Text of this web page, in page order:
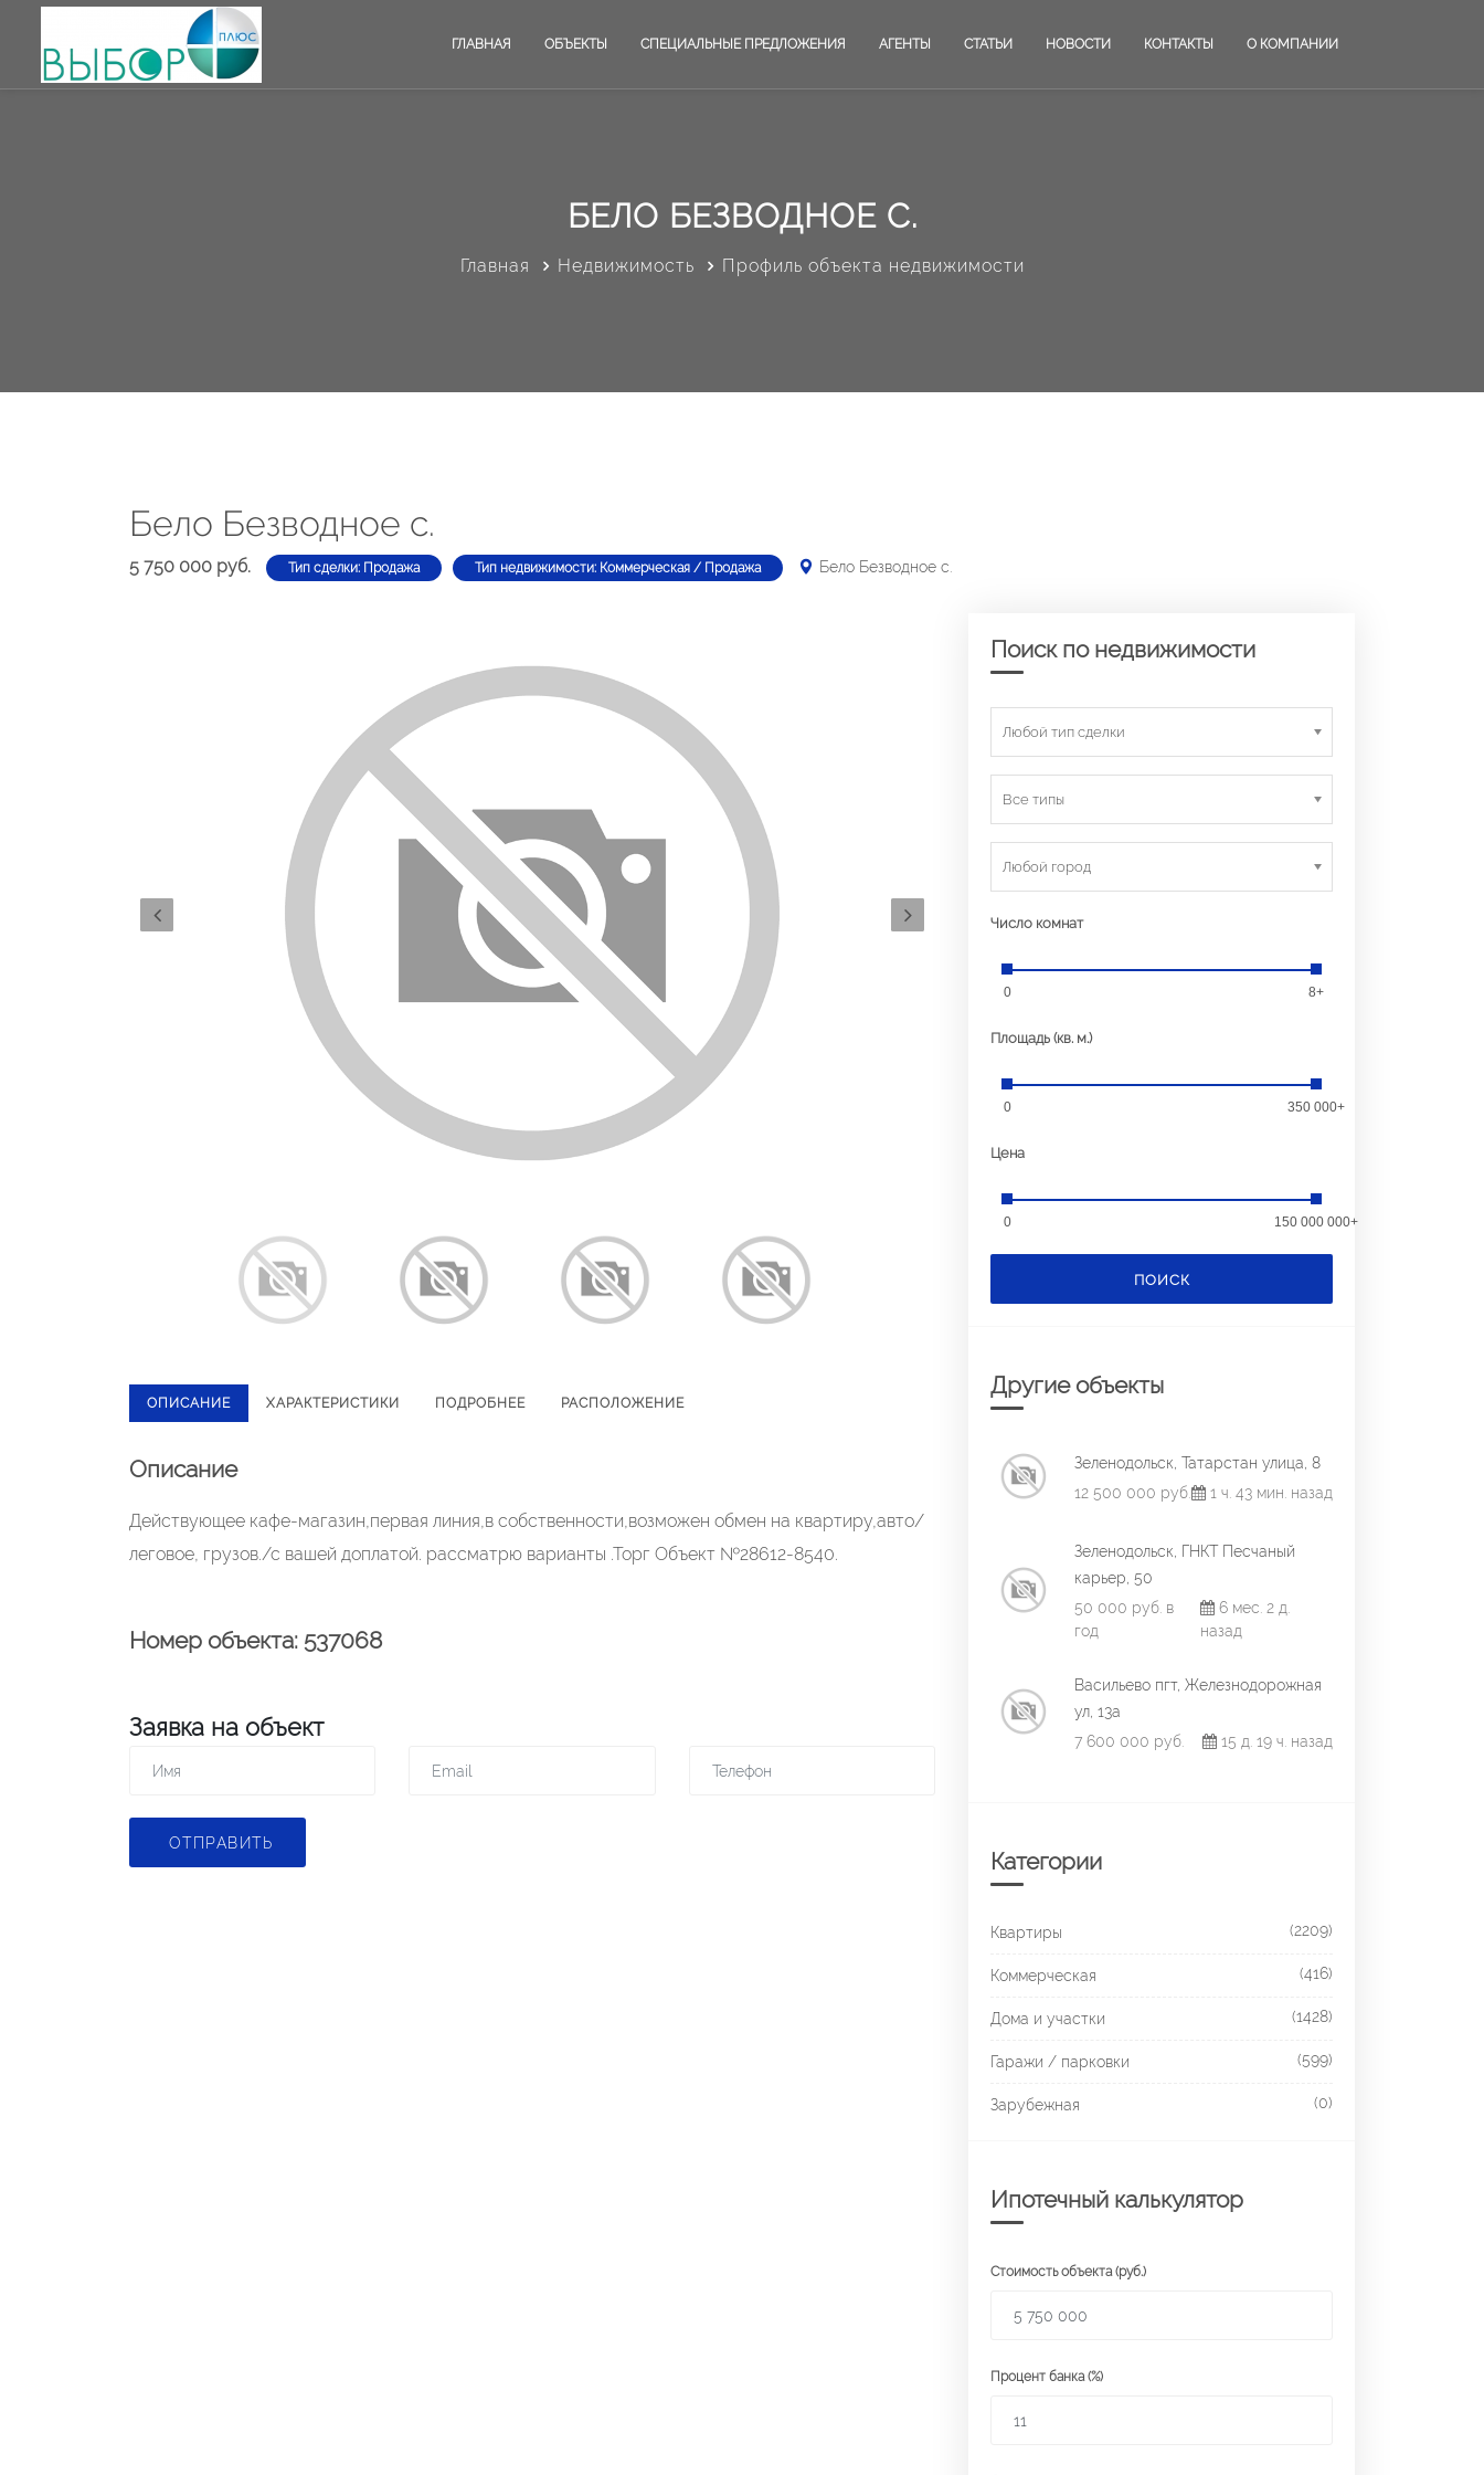
ГЛАВНАЯ ОБЪЕКТЫ СПЕЦИАЛЬНЫЕ ПРЕДЛОЖЕНИЯ АГЕНТЫ СТАТЬИ НОВОСТИ КОНТАКТЫ О КОМПАНИИ
БЕЛО БЕЗВОДНОЕ С.
Главная Недвижимость Профиль объекта недвижимости
Бело Безводное с.
5 750 000 руб. Тип сделки: Продажа Тип недвижимости: Коммерческая / Продажа Бело Безводное с.
ОПИСАНИЕ ХАРАКТЕРИСТИКИ ПОДРОБНЕЕ РАСПОЛОЖЕНИЕ
Описание
Действующее кафе-магазин,первая линия,в собственности,возможен обмен на квартиру,авто/
леговое, грузов./с вашей доплатой. рассматрю варианты .Торг Объект №28612-8540.
Номер объекта: 537068
Заявка на объект
ОТПРАВИТЬ
Поиск по недвижимости
Любой тип сделки
Все типы
Любой город
Число комнат
0 8+
Площадь (кв. м.)
0 350 000+
Цена
0 150 000 000+
ПОИСК
Другие объекты
Зеленодольск, Татарстан улица, 8
12 500 000 руб.
1 ч. 43 мин. назад
Зеленодольск, ГНКТ Песчаный
карьер, 50
50 000 руб. в
год
6 мес. 2 д.
назад
Васильево пгт, Железнодорожная
ул, 13а
7 600 000 руб.
15 д. 19 ч. назад
Категории
Квартиры (2209)
Коммерческая (416)
Дома и участки (1428)
Гаражи / парковки (599)
Зарубежная (0)
Ипотечный калькулятор
Стоимость объекта (руб.)
Процент банка (%)